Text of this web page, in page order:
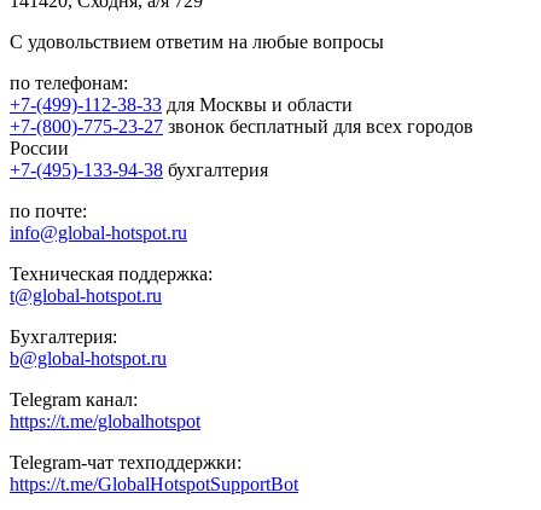
С удовольствием ответим на любые вопросы
по телефонам:
+7-(499)-112-38-33 для Москвы и области
+7-(800)-775-23-27 звонок бесплатный для всех городов
России
+7-(495)-133-94-38 бухгалтерия
по почте:
info@global-hotspot.ru
Техническая поддержка:
t@global-hotspot.ru
Бухгалтерия:
b@global-hotspot.ru
Telegram канал:
https://t.me/globalhotspot
Telegram-чат техподдержки:
https://t.me/GlobalHotspotSupportBot